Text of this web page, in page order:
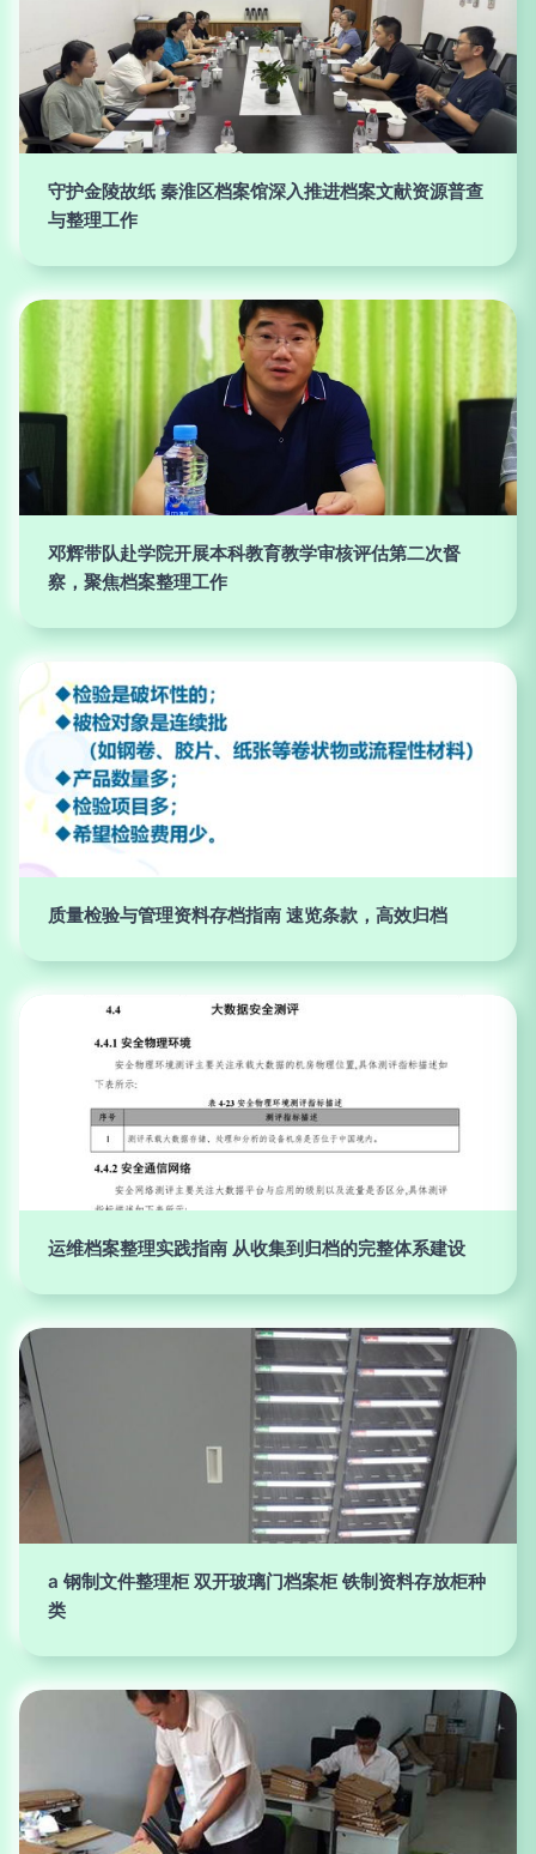
守护金陵故纸 秦淮区档案馆深入推进档案文献资源普查
与整理工作
邓辉带队赴学院开展本科教育教学审核评估第二次督
察，聚焦档案整理工作
质量检验与管理资料存档指南 速览条款，高效归档
运维档案整理实践指南 从收集到归档的完整体系建设
a 钢制文件整理柜 双开玻璃门档案柜 铁制资料存放柜种
类